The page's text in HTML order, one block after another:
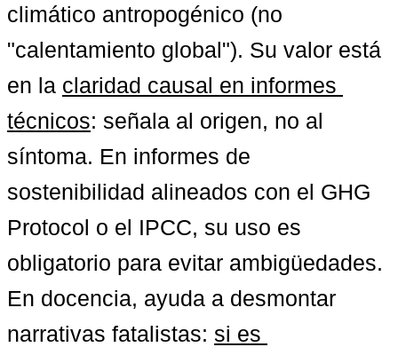
climático antropogénico (no
"calentamiento global"). Su valor está
en la claridad causal en informes
técnicos: señala al origen, no al
síntoma. En informes de
sostenibilidad alineados con el GHG
Protocol o el IPCC, su uso es
obligatorio para evitar ambigüedades.
En docencia, ayuda a desmontar
narrativas fatalistas: si es